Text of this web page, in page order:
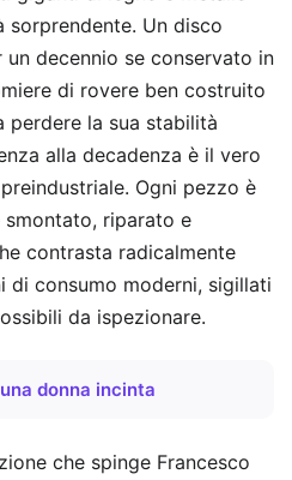
sorprendente. Un disco
decennio se conservato in
di rovere ben costruito
perdere la sua stabilità
alla decadenza è il vero
Ogni pezzo è
riparato e
contrasta radicalmente
di consumo moderni, sigillati
da ispezionare.
donna incinta
che spinge Francesco